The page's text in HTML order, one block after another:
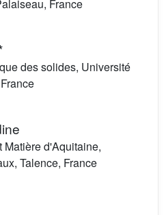
France
des solides, Université
Matière d'Aquitaine,
Talence, France